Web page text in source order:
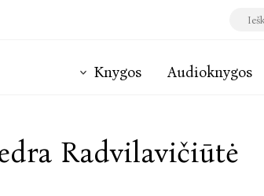
Knygos Audioknygos
Radvilavičiūtė